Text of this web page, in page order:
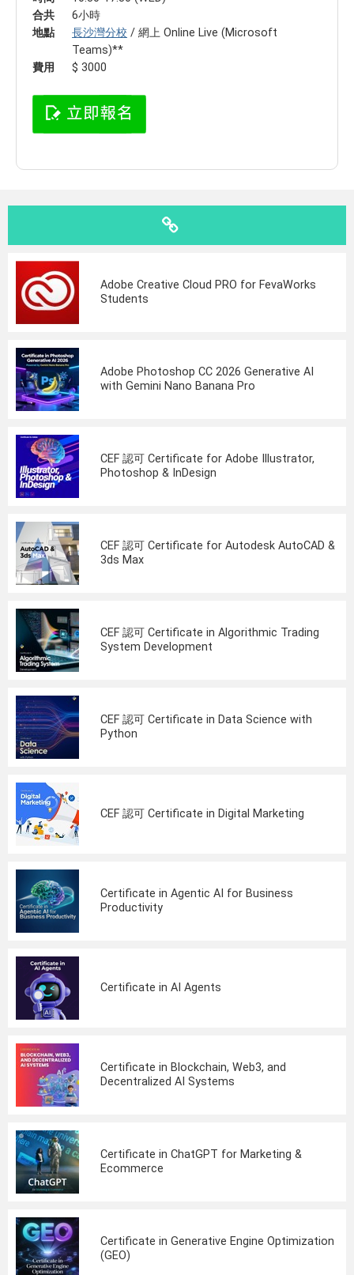
合共
6小時
地點
長沙灣分校 / 網上 Online Live (Microsoft
Teams)**
費用
$ 3000
Adobe Creative Cloud PRO for FevaWorks
Students
Adobe Photoshop CC 2026 Generative AI
with Gemini Nano Banana Pro
CEF 認可 Certificate for Adobe Illustrator,
Photoshop & InDesign
CEF 認可 Certificate for Autodesk AutoCAD &
3ds Max
CEF 認可 Certificate in Algorithmic Trading
System Development
CEF 認可 Certificate in Data Science with
Python
CEF 認可 Certificate in Digital Marketing
Certificate in Agentic AI for Business
Productivity
Certificate in AI Agents
Certificate in Blockchain, Web3, and
Decentralized AI Systems
Certificate in ChatGPT for Marketing &
Ecommerce
Certificate in Generative Engine Optimization
(GEO)